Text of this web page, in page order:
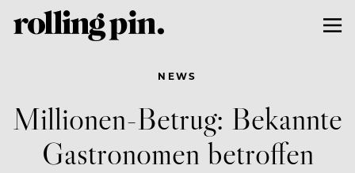
NEWS
Millionen-Betrug: Bekannte
Gastronomen betroffen